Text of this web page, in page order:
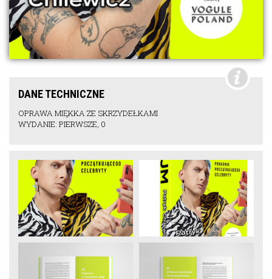
DANE TECHNICZNE
OPRAWA MIĘKKA ZE SKRZYDEŁKAMI
WYDANIE: PIERWSZE, 0